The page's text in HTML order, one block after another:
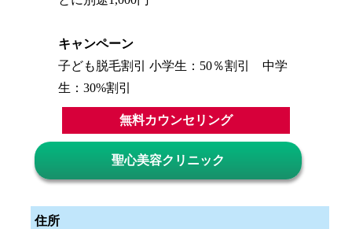
キャンペーン
子ども脱毛割引 小学生：50％割引 中学
生：30%割引
無料カウンセリング
聖心美容クリニック
住所